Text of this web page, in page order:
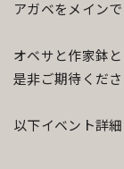
アガベをメイン
オベサと作家鉢と
是非ご期待くださ
以下イベント詳細